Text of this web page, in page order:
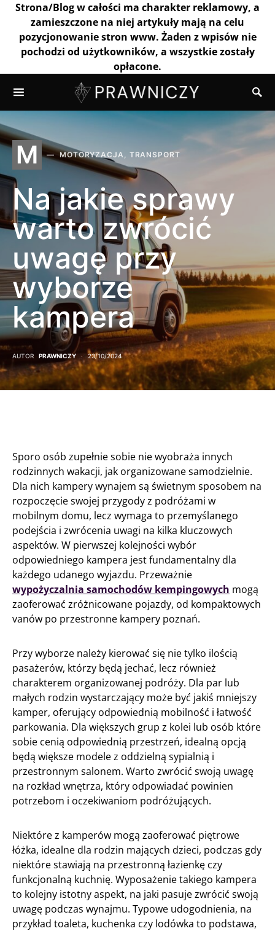
Strona/Blog w całości ma charakter reklamowy, a
zamieszczone na niej artykuły mają na celu
pozycjonowanie stron www. Żaden z wpisów nie
pochodzi od użytkowników, a wszystkie zostały
opłacone.
M MOTORYZACJA, TRANSPORT
Na jakie sprawy
warto zwrócić
uwagę przy
wyborze
kampera
AUTOR PRAWNICZY 23/10/2024
Sporo osób zupełnie sobie nie wyobraża innych
rodzinnych wakacji, jak organizowane samodzielnie.
Dla nich kampery wynajem są świetnym sposobem na
rozpoczęcie swojej przygody z podróżami w
mobilnym domu, lecz wymaga to przemyślanego
podejścia i zwrócenia uwagi na kilka kluczowych
aspektów. W pierwszej kolejności wybór
odpowiedniego kampera jest fundamentalny dla
każdego udanego wyjazdu. Przeważnie
wypożyczalnia samochodów kempingowych mogą
zaoferować zróżnicowane pojazdy, od kompaktowych
vanów po przestronne kampery poznań.
Przy wyborze należy kierować się nie tylko ilością
pasażerów, którzy będą jechać, lecz również
charakterem organizowanej podróży. Dla par lub
małych rodzin wystarczający może być jakiś mniejszy
kamper, oferujący odpowiednią mobilność i łatwość
parkowania. Dla większych grup z kolei lub osób które
sobie cenią odpowiednią przestrzeń, idealną opcją
będą większe modele z oddzielną sypialnią i
przestronnym salonem. Warto zwrócić swoją uwagę
na rozkład wnętrza, który odpowiadać powinien
potrzebom i oczekiwaniom podróżujących.
Niektóre z kamperów mogą zaoferować piętrowe
łóżka, idealne dla rodzin mających dzieci, podczas gdy
niektóre stawiają na przestronną łazienkę czy
funkcjonalną kuchnię. Wyposażenie takiego kampera
to kolejny istotny aspekt, na jaki pasuje zwrócić swoją
uwagę podczas wynajmu. Typowe udogodnienia, na
przykład toaleta, kuchenka czy lodówka to podstawa,